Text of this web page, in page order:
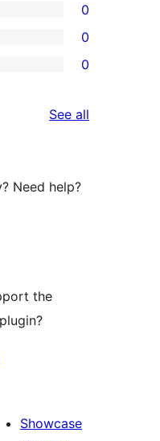
0
0
0
See all
Need help?
the
Showcase